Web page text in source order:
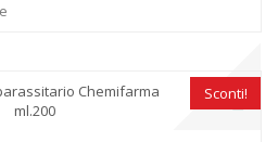
Sconti!